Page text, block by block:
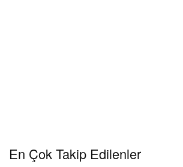
En Çok Takip Edilenler